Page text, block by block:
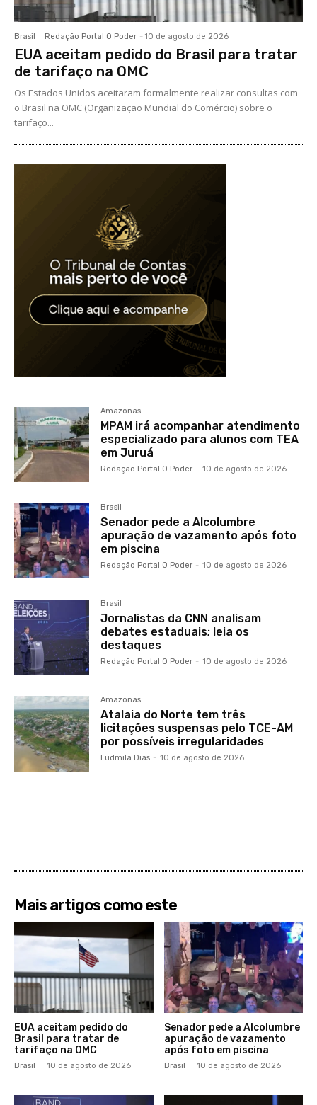
Brasil Redação Portal O Poder - 10 de agosto de 2026
EUA aceitam pedido do Brasil para tratar
de tarifaço na OMC
Os Estados Unidos aceitaram formalmente realizar consultas com
o Brasil na OMC (Organização Mundial do Comércio) sobre o
tarifaço...
Amazonas
MPAM irá acompanhar atendimento
especializado para alunos com TEA
em Juruá
Redação Portal O Poder - 10 de agosto de 2026
Brasil
Senador pede a Alcolumbre
apuração de vazamento após foto
em piscina
Redação Portal O Poder - 10 de agosto de 2026
Brasil
Jornalistas da CNN analisam
debates estaduais; leia os
destaques
Redação Portal O Poder - 10 de agosto de 2026
Amazonas
Atalaia do Norte tem três
licitações suspensas pelo TCE-AM
por possíveis irregularidades
Ludmila Dias - 10 de agosto de 2026
Mais artigos como este
EUA aceitam pedido do
Brasil para tratar de
tarifaço na OMC
Brasil 10 de agosto de 2026
Senador pede a Alcolumbre
apuração de vazamento
após foto em piscina
Brasil 10 de agosto de 2026